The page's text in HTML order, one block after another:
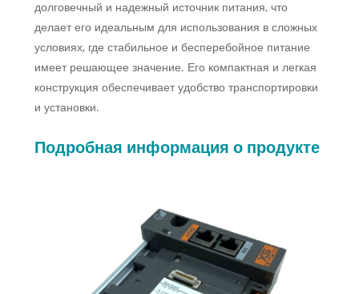
долговечный и надежный источник питания, что
делает его идеальным для использования в сложных
условиях, где стабильное и бесперебойное питание
имеет решающее значение. Его компактная и легкая
конструкция обеспечивает удобство транспортировки
и установки.
Подробная информация о продукте